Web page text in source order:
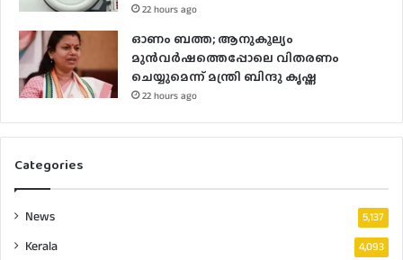
22 hours ago
ഓണം ബത്ത; ആനുകൂല്യം
മുൻവർഷത്തെപ്പോലെ വിതരണം
ചെയ്യുമെന്ന് മന്ത്രി ബിന്ദു കൃഷ്ണ
22 hours ago
Categories
News 5,137
Kerala 4,093